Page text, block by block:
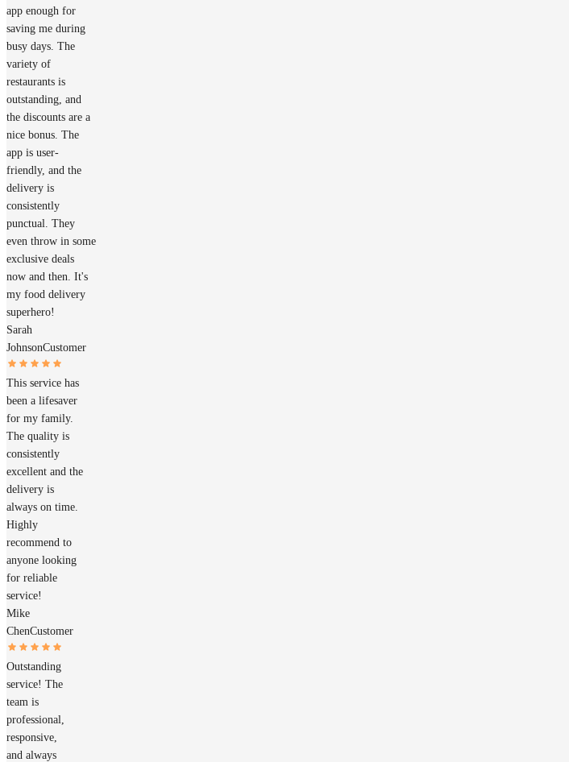
app enough for
saving me during
busy days. The
variety of
restaurants is
outstanding, and
the discounts are a
nice bonus. The
app is user-
friendly, and the
delivery is
consistently
punctual. They
even throw in some
exclusive deals
now and then. It's
my food delivery
superhero!
Sarah
JohnsonCustomer
This service has
been a lifesaver
for my family.
The quality is
consistently
excellent and the
delivery is
always on time.
Highly
recommend to
anyone looking
for reliable
service!
Mike
ChenCustomer
Outstanding
service! The
team is
professional,
responsive,
and always